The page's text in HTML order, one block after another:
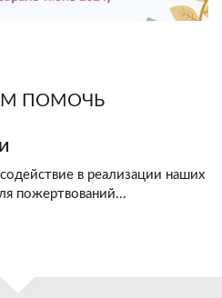
ПОМОЧЬ
в реализации наших
пожертвований...